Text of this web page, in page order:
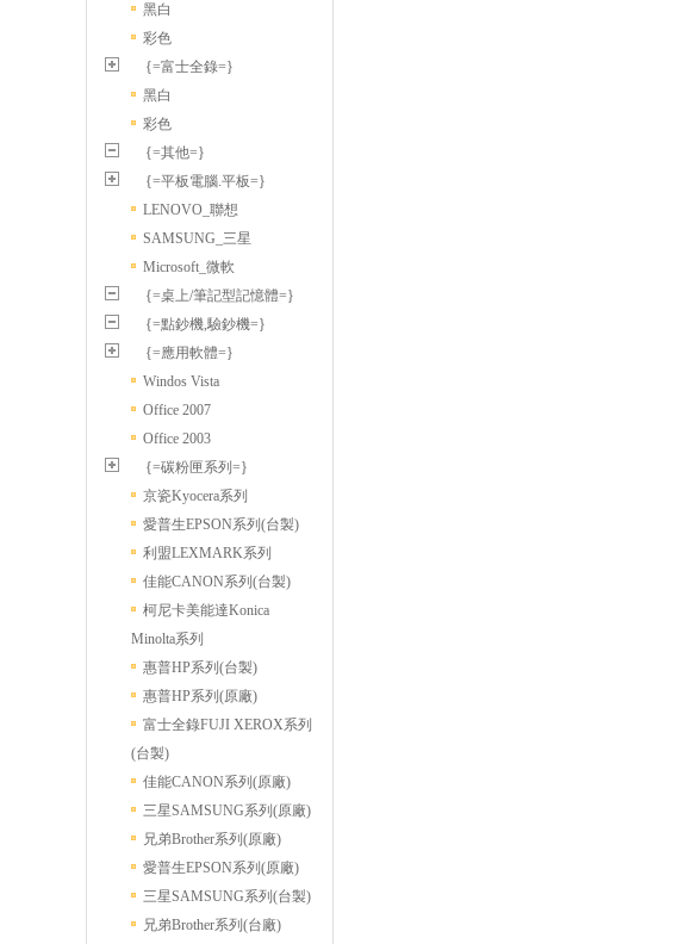
黑白
彩色
{=富士全錄=}
黑白
彩色
{=其他=}
{=平板電腦.平板=}
LENOVO_聯想
SAMSUNG_三星
Microsoft_微軟
{=桌上/筆記型記憶體=}
{=點鈔機,驗鈔機=}
{=應用軟體=}
Windos Vista
Office 2007
Office 2003
{=碳粉匣系列=}
京瓷Kyocera系列
愛普生EPSON系列(台製)
利盟LEXMARK系列
佳能CANON系列(台製)
柯尼卡美能達Konica
Minolta系列
惠普HP系列(台製)
惠普HP系列(原廠)
富士全錄FUJI XEROX系列
(台製)
佳能CANON系列(原廠)
三星SAMSUNG系列(原廠)
兄弟Brother系列(原廠)
愛普生EPSON系列(原廠)
三星SAMSUNG系列(台製)
兄弟Brother系列(台廠)